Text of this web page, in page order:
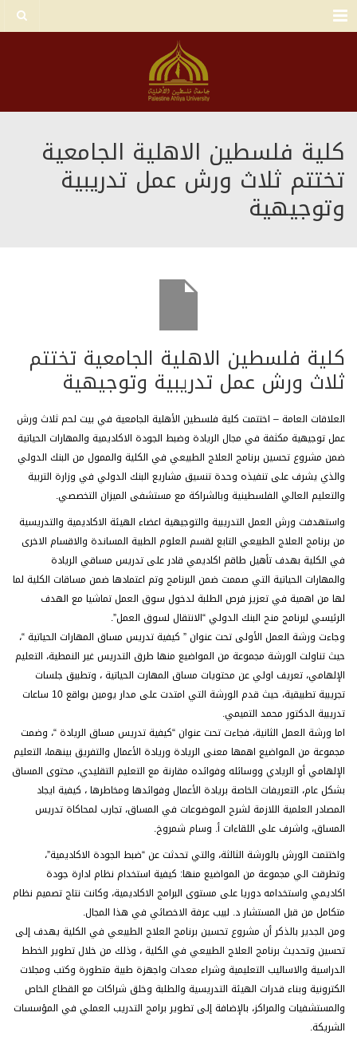
Menu
كلية فلسطين الاهلية الجامعية
تختتم ثلاث ورش عمل تدريبية
وتوجيهية
كلية فلسطين الاهلية الجامعية تختتم
ثلاث ورش عمل تدريبية وتوجيهية
العلاقات العامة – اختتمت كلية فلسطين الأهلية الجامعية في بيت لحم ثلاث ورش
عمل توجيهية مكثفة في مجال الريادة وضبط الجودة الاكاديمية والمهارات الحياتية
ضمن مشروع تحسين برنامج العلاج الطبيعي في الكلية والممول من البنك الدولي
والذي يشرف على تنفيذه وحدة تنسيق مشاريع البنك الدولي في وزارة التربية
والتعليم العالي الفلسطينية وبالشراكة مع مستشفى الميزان التخصصي.
واستهدفت ورش العمل التدريبية والتوجيهية اعضاء الهيئة الاكاديمية والتدريسية
من برنامج العلاج الطبيعي التابع لقسم العلوم الطبية المساندة والاقسام الاخرى
في الكلية بهدف تأهيل طاقم اكاديمي قادر على تدريس مساقي الريادة
والمهارات الحياتية التي صممت ضمن البرنامج وتم اعتمادها ضمن مساقات الكلية لما
لها من اهمية في تعزيز فرص الطلبة لدخول سوق العمل تماشيا مع الهدف
الرئيسي لبرنامج منح البنك الدولي “الانتقال لسوق العمل”.
وجاءت ورشة العمل الأولى تحت عنوان ” كيفية تدريس مساق المهارات الحياتية “،
حيث تناولت الورشة مجموعة من المواضيع منها طرق التدريس غير النمطية، التعليم
الإلهامي، تعريف اولي عن محتويات مساق المهارت الحياتية ، وتطبيق جلسات
تجريبية تطبيقية، حيث قدم الورشة التي امتدت على مدار يومين بواقع 10 ساعات
تدريبية الدكتور محمد التميمي.
اما ورشة العمل الثانية، فجاءت تحت عنوان “كيفية تدريس مساق الريادة “، وضمت
مجموعة من المواضيع اهمها معنى الريادة وريادة الأعمال والتفريق بينهما، التعليم
الإلهامي أو الريادي ووسائله وفوائده مقارنة مع التعليم التقليدي، محتوى المساق
بشكل عام، التعريفات الخاصة بريادة الأعمال وفوائدها ومخاطرها ، كيفية ايجاد
المصادر العلمية اللازمة لشرح الموضوعات في المساق، تجارب لمحاكاة تدريس
المساق، واشرف على اللقاءات أ. وسام شمروخ.
واختتمت الورش بالورشة الثالثة، والتي تحدثت عن “ضبط الجودة الاكاديمية”،
وتطرقت الي مجموعة من المواضيع منها: كيفية استخدام نظام ادارة جودة
اكاديمي واستخدامه دوريا على مستوى البرامج الاكاديمية، وكانت نتاج تصميم نظام
متكامل من قبل المستشار د. لبيب عرفة الاخصائي في هذا المجال.
ومن الجدير بالذكر أن مشروع تحسين برنامج العلاج الطبيعي في الكلية يهدف إلى
تحسين وتحديث برنامج العلاج الطبيعي في الكلية ، وذلك من خلال تطوير الخطط
الدراسية والاساليب التعليمية وشراء معدات واجهزة طبية متطورة وكتب ومجلات
الكترونية وبناء قدرات الهيئة التدريسية والطلبة وخلق شراكات مع القطاع الخاص
والمستشفيات والمراكز، بالإضافة إلى تطوير برامج التدريب العملي في المؤسسات
الشريكة.